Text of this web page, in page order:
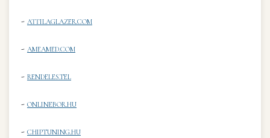
- ATTILAGLAZER.COM
- AMEAMED.COM
- RENDELES.TEL
- ONLINEBOR.HU
- CHIPTUNING.HU